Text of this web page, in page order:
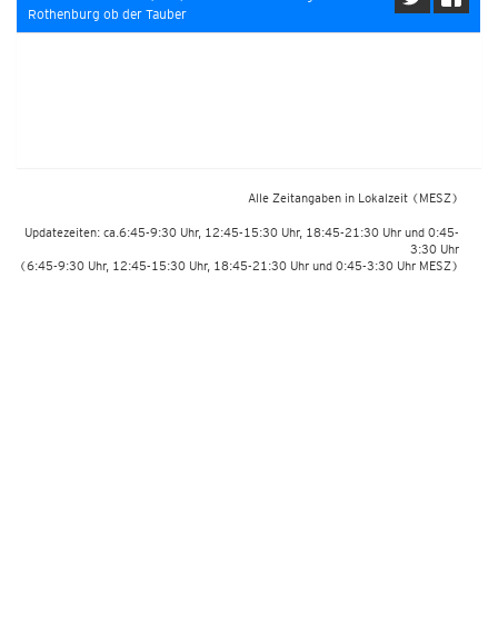
Rothenburg ob der Tauber
Alle Zeitangaben in Lokalzeit (MESZ)
Updatezeiten: ca.6:45-9:30 Uhr, 12:45-15:30 Uhr, 18:45-21:30 Uhr und 0:45-
3:30 Uhr
(6:45-9:30 Uhr, 12:45-15:30 Uhr, 18:45-21:30 Uhr und 0:45-3:30 Uhr MESZ)